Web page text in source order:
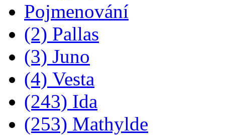
Pojmenování
(2) Pallas
(3) Juno
(4) Vesta
(243) Ida
(253) Mathylde